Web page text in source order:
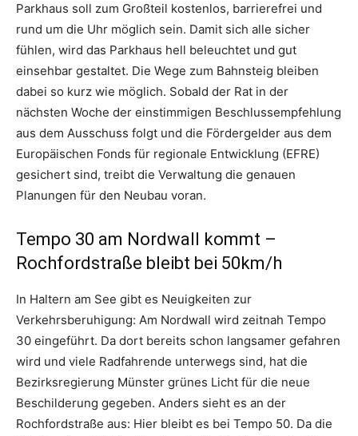
Parkhaus soll zum Großteil kostenlos, barrierefrei und
rund um die Uhr möglich sein. Damit sich alle sicher
fühlen, wird das Parkhaus hell beleuchtet und gut
einsehbar gestaltet. Die Wege zum Bahnsteig bleiben
dabei so kurz wie möglich. Sobald der Rat in der
nächsten Woche der einstimmigen Beschlussempfehlung
aus dem Ausschuss folgt und die Fördergelder aus dem
Europäischen Fonds für regionale Entwicklung (EFRE)
gesichert sind, treibt die Verwaltung die genauen
Planungen für den Neubau voran.
Tempo 30 am Nordwall kommt –
Rochfordstraße bleibt bei 50km/h
In Haltern am See gibt es Neuigkeiten zur
Verkehrsberuhigung: Am Nordwall wird zeitnah Tempo
30 eingeführt. Da dort bereits schon langsamer gefahren
wird und viele Radfahrende unterwegs sind, hat die
Bezirksregierung Münster grünes Licht für die neue
Beschilderung gegeben. Anders sieht es an der
Rochfordstraße aus: Hier bleibt es bei Tempo 50. Da die